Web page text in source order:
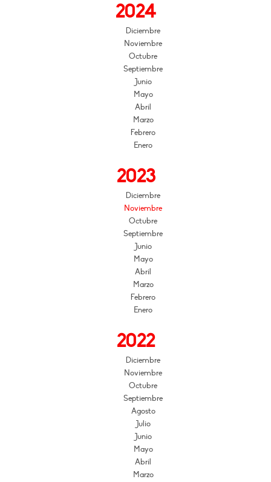
2024
Diciembre
Noviembre
Octubre
Septiembre
Junio
Mayo
Abril
Marzo
Febrero
Enero
2023
Diciembre
Noviembre
Octubre
Septiembre
Junio
Mayo
Abril
Marzo
Febrero
Enero
2022
Diciembre
Noviembre
Octubre
Septiembre
Agosto
Julio
Junio
Mayo
Abril
Marzo